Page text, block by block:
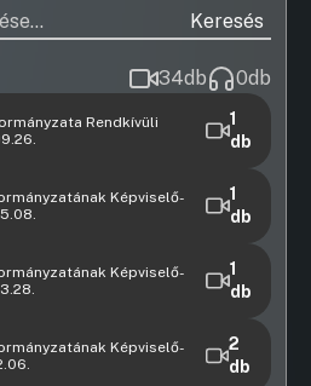
Keresés
34db 0db
Rendkívüli
1
db
Képviselő-
1
db
Képviselő-
1
db
Képviselő-
2
db